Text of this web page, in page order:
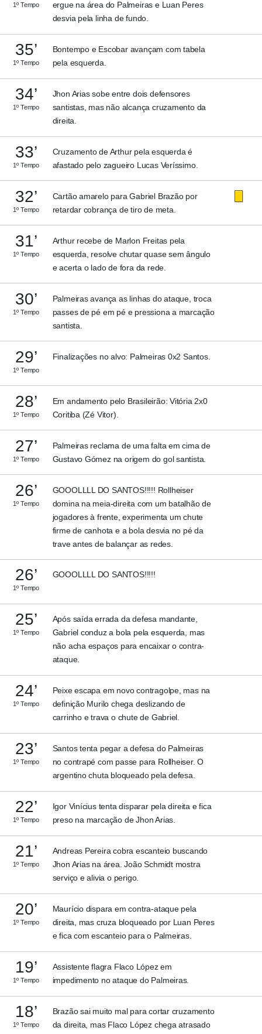
1º Tempo
ergue na área do Palmeiras e Luan Peres
desvia pela linha de fundo.
35’
1º Tempo
Bontempo e Escobar avançam com tabela
pela esquerda.
34’
1º Tempo
Jhon Arias sobe entre dois defensores
santistas, mas não alcança cruzamento da
direita.
33’
1º Tempo
Cruzamento de Arthur pela esquerda é
afastado pelo zagueiro Lucas Veríssimo.
32’
1º Tempo
Cartão amarelo para Gabriel Brazão por
retardar cobrança de tiro de meta.
31’
1º Tempo
Arthur recebe de Marlon Freitas pela
esquerda, resolve chutar quase sem ângulo
e acerta o lado de fora da rede.
30’
1º Tempo
Palmeiras avança as linhas do ataque, troca
passes de pé em pé e pressiona a marcação
santista.
29’
1º Tempo
Finalizações no alvo: Palmeiras 0x2 Santos.
28’
1º Tempo
Em andamento pelo Brasileirão: Vitória 2x0
Coritiba (Zé Vitor).
27’
1º Tempo
Palmeiras reclama de uma falta em cima de
Gustavo Gómez na origem do gol santista.
26’
1º Tempo
GOOOLLLL DO SANTOS!!!!! Rollheiser
domina na meia-direita com um batalhão de
jogadores à frente, experimenta um chute
firme de canhota e a bola desvia no pé da
trave antes de balançar as redes.
26’
1º Tempo
GOOOLLLL DO SANTOS!!!!!
25’
1º Tempo
Após saída errada da defesa mandante,
Gabriel conduz a bola pela esquerda, mas
não acha espaços para encaixar o contra-
ataque.
24’
1º Tempo
Peixe escapa em novo contragolpe, mas na
definição Murilo chega deslizando de
carrinho e trava o chute de Gabriel.
23’
1º Tempo
Santos tenta pegar a defesa do Palmeiras
no contrapé com passe para Rollheiser. O
argentino chuta bloqueado pela defesa.
22’
1º Tempo
Igor Vinícius tenta disparar pela direita e fica
preso na marcação de Jhon Arias.
21’
1º Tempo
Andreas Pereira cobra escanteio buscando
Jhon Arias na área. João Schmidt mostra
serviço e alivia o perigo.
20’
1º Tempo
Maurício dispara em contra-ataque pela
direita, mas cruza bloqueado por Luan Peres
e fica com escanteio para o Palmeiras.
19’
1º Tempo
Assistente flagra Flaco López em
impedimento no ataque do Palmeiras.
18’
1º Tempo
Brazão sai muito mal para cortar cruzamento
da direita, mas Flaco López chega atrasado